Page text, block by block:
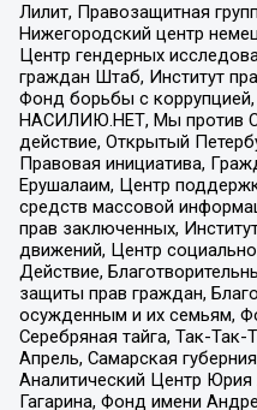
Лилит, Правозащитная
Нижегородский центр
Центр гендерных
граждан Штаб, Институт
Фонд борьбы с коррупцией,
НАСИЛИЮ.НЕТ, Мы против
действие, Открытый
Правовая инициатива,
Ерушалаим, Центр
средств массовой
прав заключенных,
движений, Центр
Действие,
защиты прав граждан,
осужденным и их семьям,
Серебряная тайга, Так-
Апрель, Самарская
Аналитический Центр
Гагарина, Фонд имени